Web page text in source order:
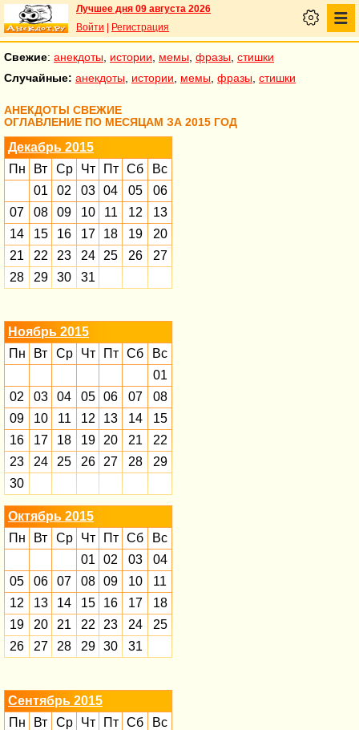
Лучшее дня 09 августа 2026
Войти
Регистрация
Свежие: анекдоты истории мемы фразы стишки
Случайные: анекдоты истории мемы фразы стишки
АНЕКДОТЫ СВЕЖИЕ
ОГЛАВЛЕНИЕ ПО МЕСЯЦАМ ЗА 2015 ГОД
Декабрь 2015
Пн
Вт Ср Чт Пт Сб
Вс
01
02 03 04 05
06
07
08 09 10 11 12
13
14
15 16 17 18 19
20
21
22 23 24 25 26
27
28
29 30 31
Ноябрь 2015
Пн
Вт Ср Чт Пт Сб
Вс
01
02
03 04 05 06 07
08
09
10 11 12 13 14
15
16
17 18 19 20 21
22
23
24 25 26 27 28
29
30
Октябрь 2015
Пн
Вт Ср Чт Пт Сб
Вс
01
02 03
04
05
06 07 08 09 10
11
12
13 14 15 16 17
18
19
20 21 22 23 24
25
26
27 28 29 30 31
Сентябрь 2015
Пн
Вт Ср Чт Пт Сб
Вс